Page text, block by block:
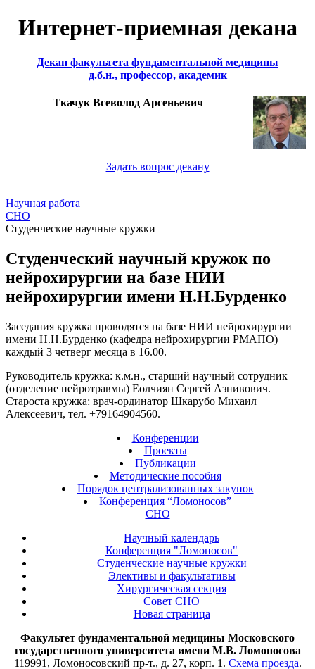
Интернет-приемная декана
Декан факультета фундаментальной медицины
д.б.н., профессор, академик
Ткачук Всеволод Арсеньевич
Задать вопрос декану
Научная работа
СНО
Студенческие научные кружки
Студенческий научный кружок по
нейрохирургии на базе НИИ
нейрохирургии имени Н.Н.Бурденко
Заседания кружка проводятся на базе НИИ нейрохирургии
имени Н.Н.Бурденко (кафедра нейрохирургии РМАПО)
каждый 3 четверг месяца в 16.00.
Руководитель кружка: к.м.н., старший научный сотрудник
(отделение нейротравмы) Еолчиян Сергей Азнивович.
Староста кружка: врач-ординатор Шкарубо Михаил
Алексеевич, тел. +79164904560.
Конференции
Проекты
Публикации
Методические пособия
Порядок централизованных закупок
Конференция “Ломоносов”
СНО
Научный календарь
Конференция "Ломоносов"
Студенческие научные кружки
Элективы и факультативы
Хирургическая секция
Совет СНО
Новая страница
Факультет фундаментальной медицины Московского
государственного университета имени М.В. Ломоносова
119991, Ломоносовский пр-т., д. 27, корп. 1. Схема проезда.